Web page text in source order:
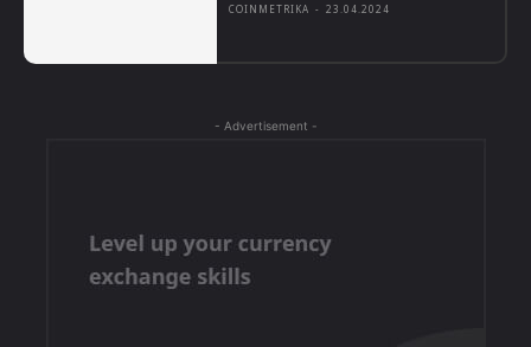
COINMETRIKA - 23.04.2024
- Advertisement -